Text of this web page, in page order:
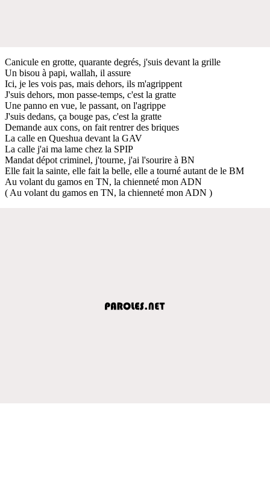
Canicule en grotte, quarante degrés, j'suis devant la grille
Un bisou à papi, wallah, il assure
Ici, je les vois pas, mais dehors, ils m'agrippent
J'suis dehors, mon passe-temps, c'est la gratte
Une panno en vue, le passant, on l'agrippe
J'suis dedans, ça bouge pas, c'est la gratte
Demande aux cons, on fait rentrer des briques
La calle en Queshua devant la GAV
La calle j'ai ma lame chez la SPIP
Mandat dépot criminel, j'tourne, j'ai l'sourire à BN
Elle fait la sainte, elle fait la belle, elle a tourné autant de le BM
Au volant du gamos en TN, la chienneté mon ADN
( Au volant du gamos en TN, la chienneté mon ADN )